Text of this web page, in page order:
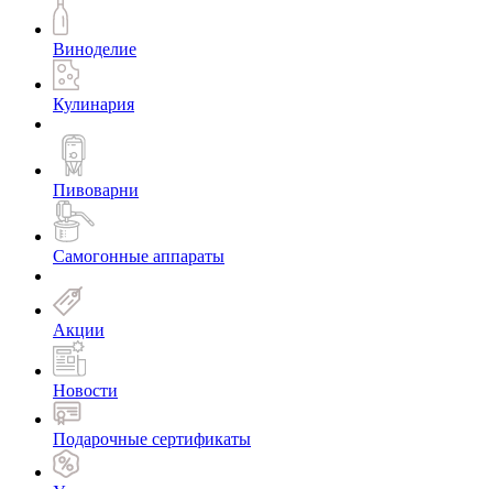
Виноделие
Кулинария
Пивоварни
Самогонные аппараты
Акции
Новости
Подарочные сертификаты